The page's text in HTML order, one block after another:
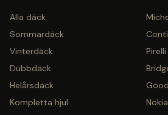
Alla däck
Sommardäck
Vinterdäck
Dubbdäck
Helårsdäck
Kompletta hjul
Pirelli